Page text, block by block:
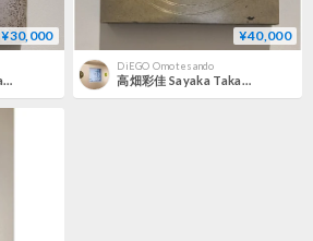
¥30,000
高畑彩佳 Sayaka Takabatake | 線刻鏡
¥40,000
DiEGO Omotesando
高畑彩佳 Sayaka Takabatake | 円刻鏡